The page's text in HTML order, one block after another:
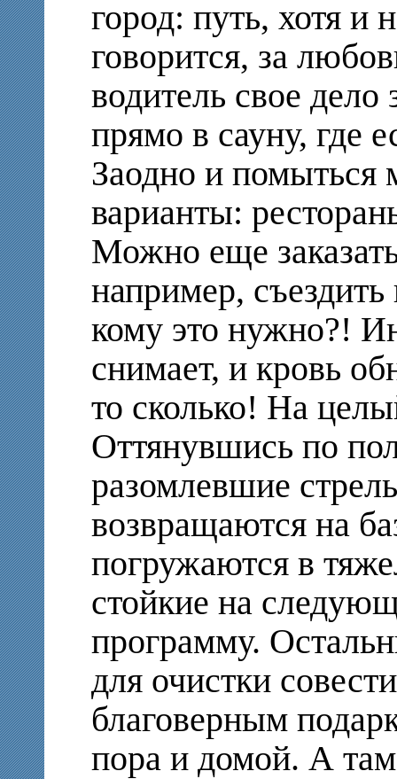
город: путь, хотя и
говорится, за
водитель свое
прямо в сауну, где
Заодно и помыться
варианты:
Можно еще
например,
кому это нужно?!
снимает, и кровь
то сколько! На
Оттянувшись по
разомлевшие
возвращаются на
погружаются в
стойкие на
программу.
для очистки
благоверным
пора и домой. А